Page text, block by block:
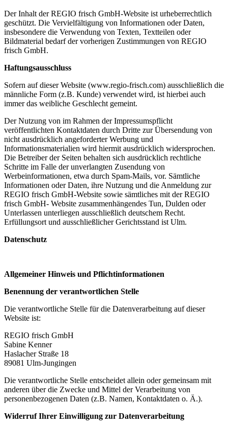
Der Inhalt der REGIO frisch GmbH-Website ist urheberrechtlich
geschützt. Die Vervielfältigung von Informationen oder Daten,
insbesondere die Verwendung von Texten, Textteilen oder
Bildmaterial bedarf der vorherigen Zustimmungen von REGIO
frisch GmbH.
Haftungsausschluss
Sofern auf dieser Website (www.regio-frisch.com) ausschließlich die
männliche Form (z.B. Kunde) verwendet wird, ist hierbei auch
immer das weibliche Geschlecht gemeint.
Der Nutzung von im Rahmen der Impressumspflicht
veröffentlichten Kontaktdaten durch Dritte zur Übersendung von
nicht ausdrücklich angeforderter Werbung und
Informationsmaterialien wird hiermit ausdrücklich widersprochen.
Die Betreiber der Seiten behalten sich ausdrücklich rechtliche
Schritte im Falle der unverlangten Zusendung von
Werbeinformationen, etwa durch Spam-Mails, vor. Sämtliche
Informationen oder Daten, ihre Nutzung und die Anmeldung zur
REGIO frisch GmbH-Website sowie sämtliches mit der REGIO
frisch GmbH- Website zusammenhängendes Tun, Dulden oder
Unterlassen unterliegen ausschließlich deutschem Recht.
Erfüllungsort und ausschließlicher Gerichtsstand ist Ulm.
Datenschutz
Allgemeiner Hinweis und Pflichtinformationen
Benennung der verantwortlichen Stelle
Die verantwortliche Stelle für die Datenverarbeitung auf dieser
Website ist:
REGIO frisch GmbH
Sabine Kenner
Haslacher Straße 18
89081 Ulm-Jungingen
Die verantwortliche Stelle entscheidet allein oder gemeinsam mit
anderen über die Zwecke und Mittel der Verarbeitung von
personenbezogenen Daten (z.B. Namen, Kontaktdaten o. Ä.).
Widerruf Ihrer Einwilligung zur Datenverarbeitung